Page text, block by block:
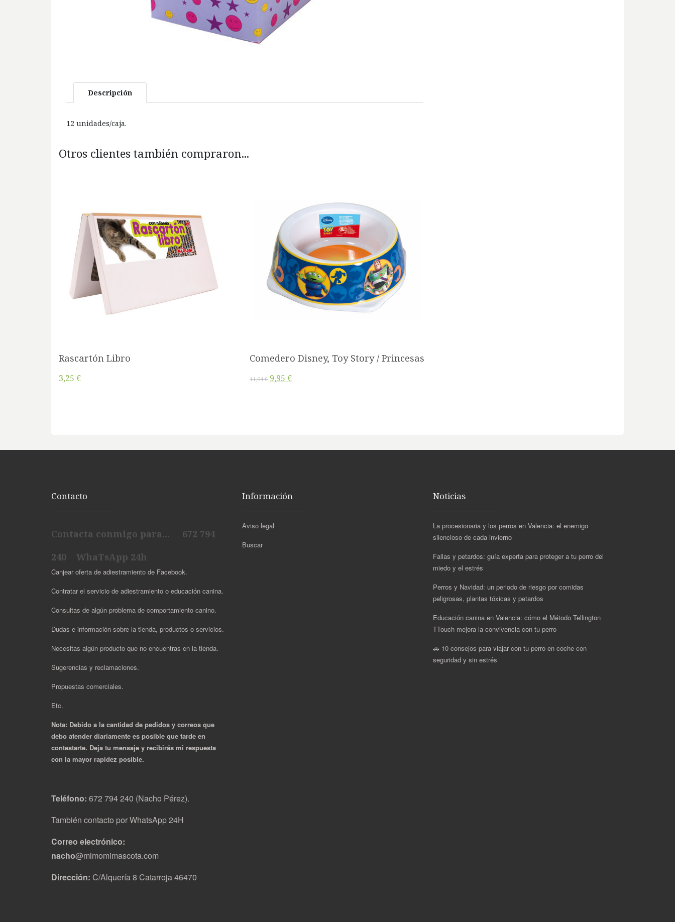
Descripción
12 unidades/caja.
Otros clientes también compraron...
Rascartón Libro
3,25 €
Comedero Disney, Toy Story / Princesas
11,94 € 9,95 €
Contacto
Contacta conmigo para... 672 794
240 WhaTsApp 24h
Canjear oferta de adiestramiento de Facebook.
Contratar el servicio de adiestramiento o educación canina.
Consultas de algún problema de comportamiento canino.
Dudas e información sobre la tienda, productos o servicios.
Necesitas algún producto que no encuentras en la tienda.
Sugerencias y reclamaciones.
Propuestas comerciales.
Etc.
Nota: Debido a la cantidad de pedidos y correos que
debo atender diariamente es posible que tarde en
contestarte. Deja tu mensaje y recibirás mi respuesta
con la mayor rapidez posible.
Teléfono: 672 794 240 (Nacho Pérez).
También contacto por WhatsApp 24H
Correo electrónico:
nacho@mimomimascota.com
Dirección: C/Alquería 8 Catarroja 46470
Información
Aviso legal
Buscar
Noticias
La procesionaria y los perros en Valencia: el enemigo
silencioso de cada invierno
Fallas y petardos: guía experta para proteger a tu perro del
miedo y el estrés
Perros y Navidad: un periodo de riesgo por comidas
peligrosas, plantas tóxicas y petardos
Educación canina en Valencia: cómo el Método Tellington
TTouch mejora la convivencia con tu perro
🚗 10 consejos para viajar con tu perro en coche con
seguridad y sin estrés